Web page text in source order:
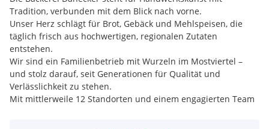
Tradition, verbunden mit dem Blick nach vorne.
Unser Herz schlägt für Brot, Gebäck und Mehlspeisen, die
täglich frisch aus hochwertigen, regionalen Zutaten
entstehen.
Wir sind ein Familienbetrieb mit Wurzeln im Mostviertel –
und stolz darauf, seit Generationen für Qualität und
Verlässlichkeit zu stehen.
Mit mittlerweile 12 Standorten und einem engagierten Team